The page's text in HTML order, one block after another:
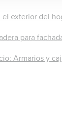
el exterior del
para
Armarios y